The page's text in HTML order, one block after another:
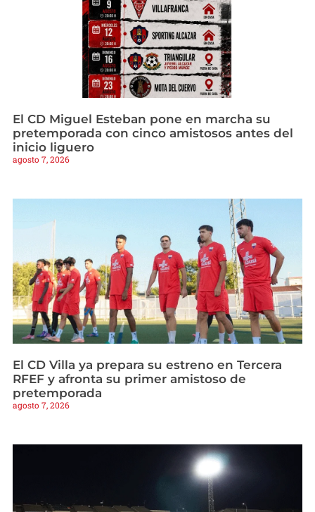
El CD Miguel Esteban pone en marcha su
pretemporada con cinco amistosos antes del
inicio liguero
agosto 7, 2026
El CD Villa ya prepara su estreno en Tercera
RFEF y afronta su primer amistoso de
pretemporada
agosto 7, 2026